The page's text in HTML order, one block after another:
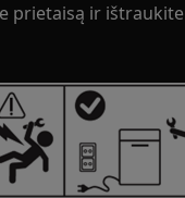
prietaisą ir